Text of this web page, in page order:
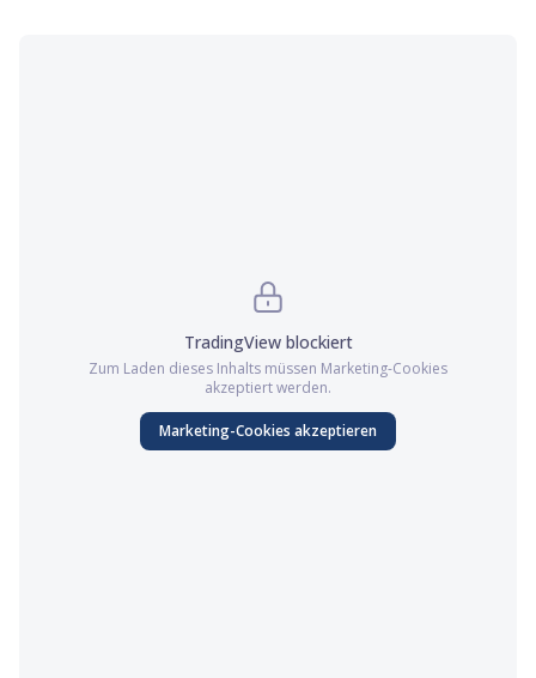
TradingViewblockiert
Zum Laden dieses Inhalts müssen Marketing-Cookies
akzeptiert werden.
Marketing-Cookies akzeptieren